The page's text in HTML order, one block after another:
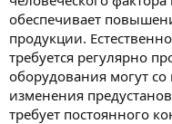
обеспечивает
продукции.
требуется регулярно
оборудования могут
изменения
требует постоянного